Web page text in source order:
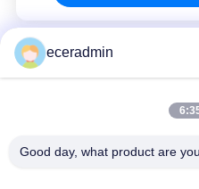
हल्के गेज स्टील स्टड
कस्टम छोटे आभूषण कागज पैकेजिंग
कस्टम छोटे आभूषण कागज पैकेजिंग उपहार
eceradmin
Good day, what product are